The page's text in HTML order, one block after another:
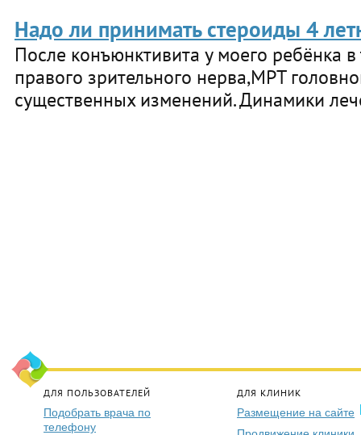
Надо ли принимать стероиды 4
После конъюнктивита у моего ребёнка
правого зрительного нерва,МРТ
существенных изменений. Динамики
ДЛЯ ПОЛЬЗОВАТЕЛЕЙ
Подобрать врача по
телефону
ДЛЯ КЛИНИК
Размещение на сайте